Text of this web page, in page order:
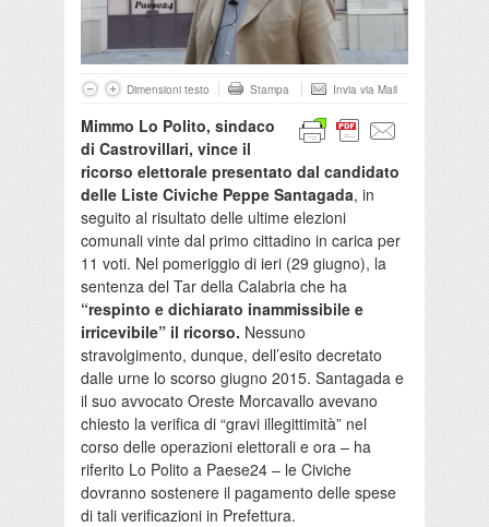
Dimensioni testo Stampa Invia via Mail
Mimmo Lo Polito, sindaco
di Castrovillari, vince il
ricorso elettorale presentato dal candidato
delle Liste Civiche Peppe Santagada, in
seguito al risultato delle ultime elezioni
comunali vinte dal primo cittadino in carica per
11 voti. Nel pomeriggio di ieri (29 giugno), la
sentenza del Tar della Calabria che ha
“respinto e dichiarato inammissibile e
irricevibile” il ricorso. Nessuno
stravolgimento, dunque, dell’esito decretato
dalle urne lo scorso giugno 2015. Santagada e
il suo avvocato Oreste Morcavallo avevano
chiesto la verifica di “gravi illegittimità” nel
corso delle operazioni elettorali e ora – ha
riferito Lo Polito a Paese24 – le Civiche
dovranno sostenere il pagamento delle spese
di tali verificazioni in Prefettura.